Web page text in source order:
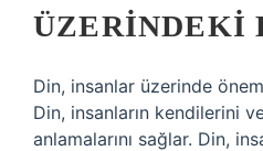
ÜZERINDEKI
Din, insanlar üzerinde
Din, insanların kendilerini
anlamalarını sağlar. Din,